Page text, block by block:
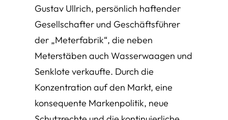
Gustav Ullrich, persönlich haftender
Gesellschafter und Geschäftsführer
der „Meterfabrik“, die neben
Meterstäben auch Wasserwaagen und
Senklote verkaufte. Durch die
Konzentration auf den Markt, eine
konsequente Markenpolitik, neue